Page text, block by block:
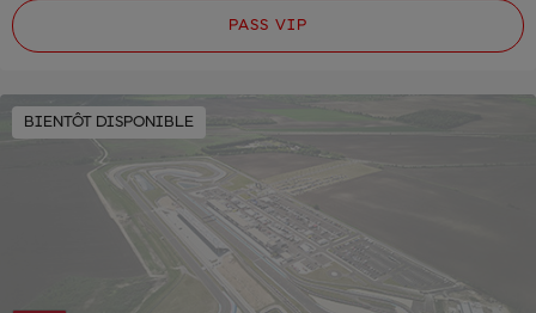
PASS VIP
BIENTÔT DISPONIBLE